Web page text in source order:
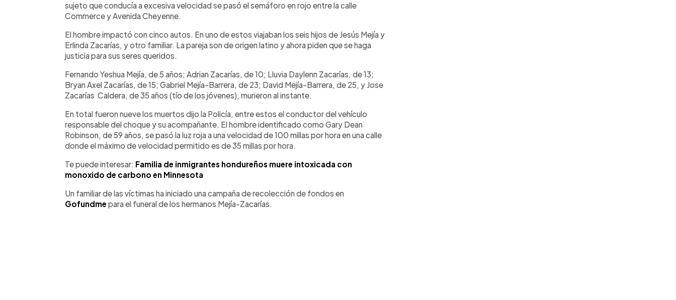
sujeto que conducía a excesiva velocidad se pasó el semáforo en rojo entre la calle
Commerce y Avenida Cheyenne.
El hombre impactó con cinco autos. En uno de estos viajaban los seis hijos de Jesús Mejía y
Erlinda Zacarías, y otro familiar. La pareja son de origen latino y ahora piden que se haga
justicia para sus seres queridos.
Fernando Yeshua Mejía, de 5 años; Adrian Zacarías, de 10; Lluvia Daylenn Zacarías, de 13;
Bryan Axel Zacarías, de 15; Gabriel Mejía-Barrera, de 23; David Mejía-Barrera, de 25, y Jose
Zacarías Caldera, de 35 años (tío de los jóvenes), murieron al instante.
En total fueron nueve los muertos dijo la Policía, entre estos el conductor del vehículo
responsable del choque y su acompañante. El hombre identificado como Gary Dean
Robinson, de 59 años, se pasó la luz roja a una velocidad de 100 millas por hora en una calle
donde el máximo de velocidad permitido es de 35 millas por hora.
Te puede interesar: Familia de inmigrantes hondureños muere intoxicada con
monoxido de carbono en Minnesota
Un familiar de las víctimas ha iniciado una campaña de recolección de fondos en
Gofundme para el funeral de los hermanos Mejía-Zacarías.